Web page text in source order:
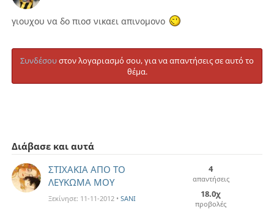
γιουχου να δο πιοσ νικαει απινομονο
Συνδέσουστον λογαριασμό σου, για να απαντήσεις σε αυτό το
θέμα.
Διάβασε και αυτά
ΣΤΙΧΑΚΙΑ ΑΠΟ ΤΟ
ΛΕΥΚΩΜΑ ΜΟΥ
Ξεκίνησε: 11-11-2012 • SANI
4
απαντήσεις
18.0χ
προβολές